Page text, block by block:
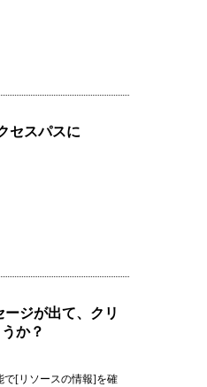
セスパスに
ジが出て、クリ
か？
で[リソースの情報]を確